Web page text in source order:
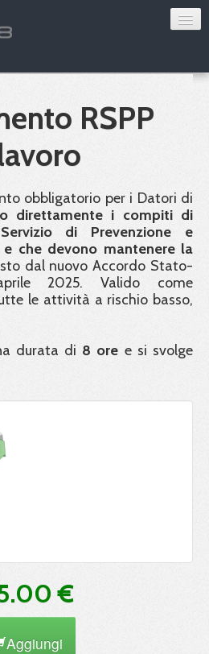
Sorveglianza sanitaria
Convenzioni
Blog
Chi siamo
Contatti
Verifica 8108
RSPP
obbligatorio per i Datori di
direttamente i compiti di
di Prevenzione e
e che devono mantenere la
dal nuovo Accordo Stato-
2025. Valido come
le attività a rischio basso,
durata di 8 ore e si svolge
€
Aggiungi